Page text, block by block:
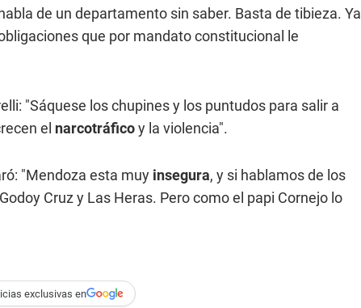
de un departamento sin saber. Basta de tibieza. Ya
que por mandato constitucional le
"Sáquese los chupines y los puntudos para salir a
el narcotráficoy la violencia".
"Mendoza esta muy insegura, y si hablamos de los
Cruz y Las Heras. Pero como el papi Cornejo lo
exclusivas en